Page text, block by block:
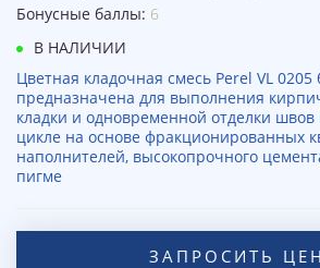
Бонусные баллы: 6
В НАЛИЧИИ
Цветная кладочная смесь Perel VL 0205
предназначена для выполнения
кладки и одновременной отделки
цикле на основе фракционированных
наполнителей, высокопрочного
пигме
ЗАПРОСИТЬ